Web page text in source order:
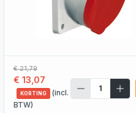
€ 21,79
€ 13,07
KORTING
(incl.
BTW)